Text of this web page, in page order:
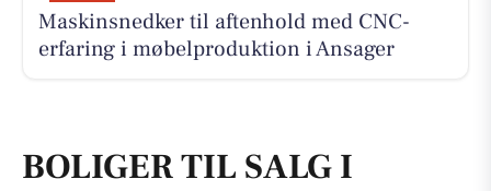
Maskinsnedker til aftenhold med CNC-
erfaring i møbelproduktion i Ansager
BOLIGER TIL SALG I